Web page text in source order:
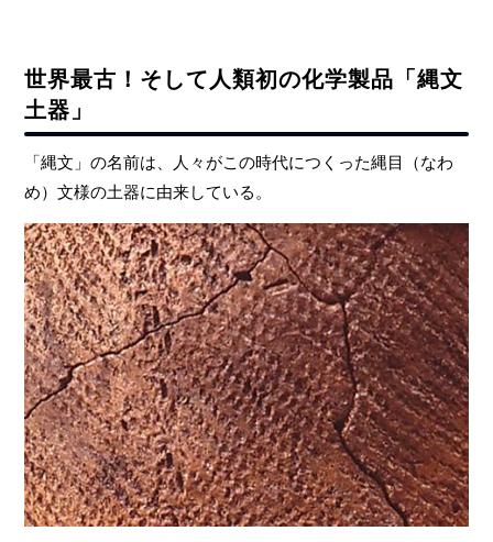
世界最古！そして人類初の化学製品「縄文
土器」
「縄文」の名前は、人々がこの時代につくった縄目（なわ
め）文様の土器に由来している。